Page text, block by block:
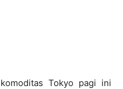
Tokyo pagi ini